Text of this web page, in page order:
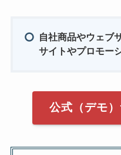
自社商品やウェブ
サイトやプロモー
公式（デモ